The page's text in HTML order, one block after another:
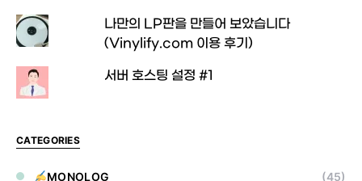
나만의 LP판을 만들어 보았습니다
(Vinylify.com 이용 후기)
서버 호스팅 설정 #1
CATEGORIES
MONOLOG (45)